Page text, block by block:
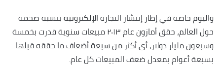
واليوم خاصة في إطار إنتشار التجارة الإلكترونية بنسبة ضخمة
حول العالم، حقق أمازون عام ٢٠١٣ مبيعات سنوية قدرت بخمسة
وسبعون مليار دولار، أي أكثر من سبعة أضعاف ما حققه قبلها
بسبعة أعوام بمعدل ضعف المبيعات كل عام.